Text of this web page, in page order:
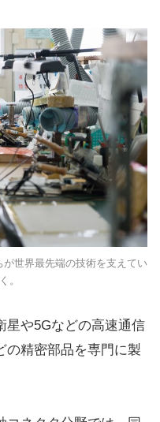
世界最先端の技術を支えてい
。
星や5Gなどの高速通信
の精密部品を専門に製